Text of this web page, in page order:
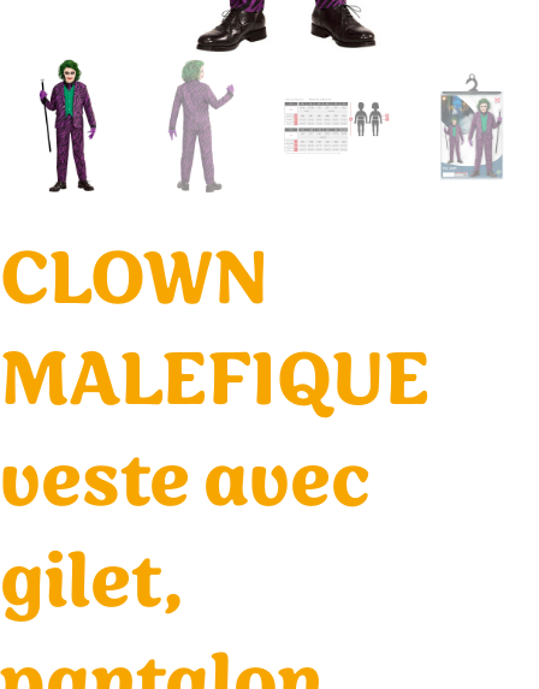
CLOWN
MALEFIQUE
veste avec
gilet,